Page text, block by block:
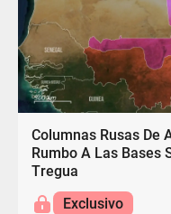
Columnas Rusas De
Rumbo A Las Bases
Tregua
Exclusivo